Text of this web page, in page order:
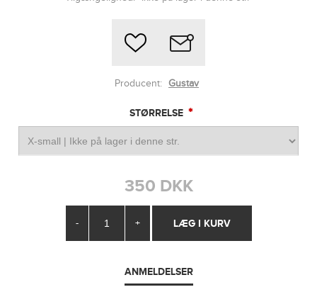
Producent: Gustav
STØRRELSE *
350 DKK
- +
ANMELDELSER